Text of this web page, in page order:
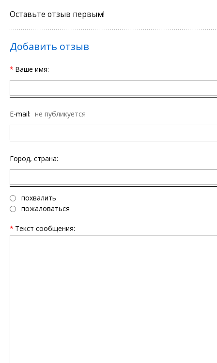
Оставьте отзыв первым!
Добавить отзыв
* Ваше имя:
E-mail: не публикуется
Город, страна:
похвалить
пожаловаться
* Текст сообщения: